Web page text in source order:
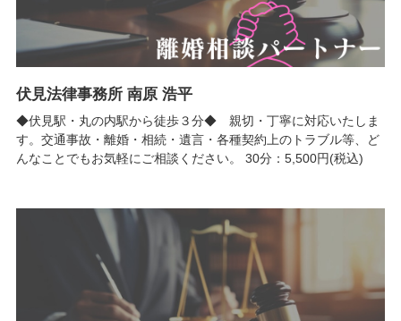
伏見法律事務所 南原 浩平
◆伏見駅・丸の内駅から徒歩３分◆ 親切・丁寧に対応いたしま
す。交通事故・離婚・相続・遺言・各種契約上のトラブル等、ど
んなことでもお気軽にご相談ください。 30分：5,500円(税込)